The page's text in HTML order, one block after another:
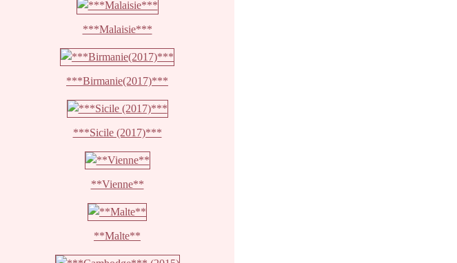
***Malaisie***
***Birmanie(2017)***
***Sicile (2017)***
**Vienne**
**Malte**